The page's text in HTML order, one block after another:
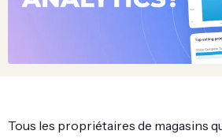
Tous les propriétaires de magasins